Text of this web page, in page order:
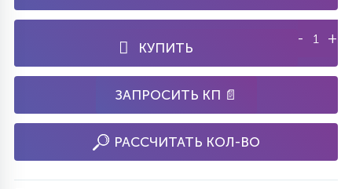
КУПИТЬ
- +
ЗАПРОСИТЬ КП 📄
РАССЧИТАТЬ КОЛ-ВО